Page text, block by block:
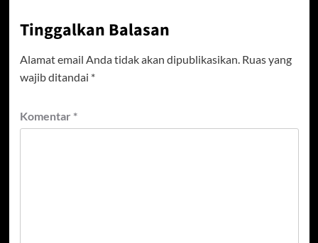
Tinggalkan Balasan
Alamat email Anda tidak akan dipublikasikan. Ruas yang
wajib ditandai *
Komentar *